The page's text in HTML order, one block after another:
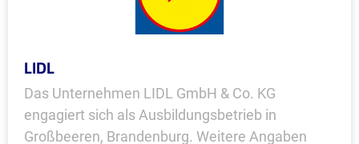
LIDL
Das Unternehmen LIDL GmbH & Co. KG
engagiert sich als Ausbildungsbetrieb in
Großbeeren, Brandenburg. Weitere Angaben